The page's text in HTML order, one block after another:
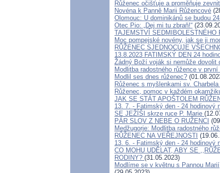
Růženec očišťuje a proměňuje
Novéna k Panně Marii Růžencové
Olomouc: U dominikánů se budou
Otec Pio: „Dej mi tu zbraň!“
TAJEMSTVÍ SEDMIBOLESTNÉHO
Moc pompejské novény, jak se ji
RŮŽENEC SJEDNOCUJE
13.8.2023 FATIMSKÝ DEN 24
Žádný Boží voják si nemůže dovolit
Modlitba radostného růžence v
Modlil ses dnes růženec?
Růženec s myšlenkami sv. Charbela
Růženec, pomoc v každém
JAK SE STÁT APOŠTOLEM
13. 7. - Fatimský den - 24 hodinový
SE JEŽÍŠI skrze ruce P. Marie
PÁR SLOV Z NEBE O RUŽENCI
Medžugorje: Modlitba radostného
RŮŽENEC NA VEŘEJNOSTI
13. 6. - Fatimský den - 24 hodinový
CO MOHU UDĚLAT, ABY SE
RODINY? (31.05.2023)
Modlíme se v květnu s Pannou